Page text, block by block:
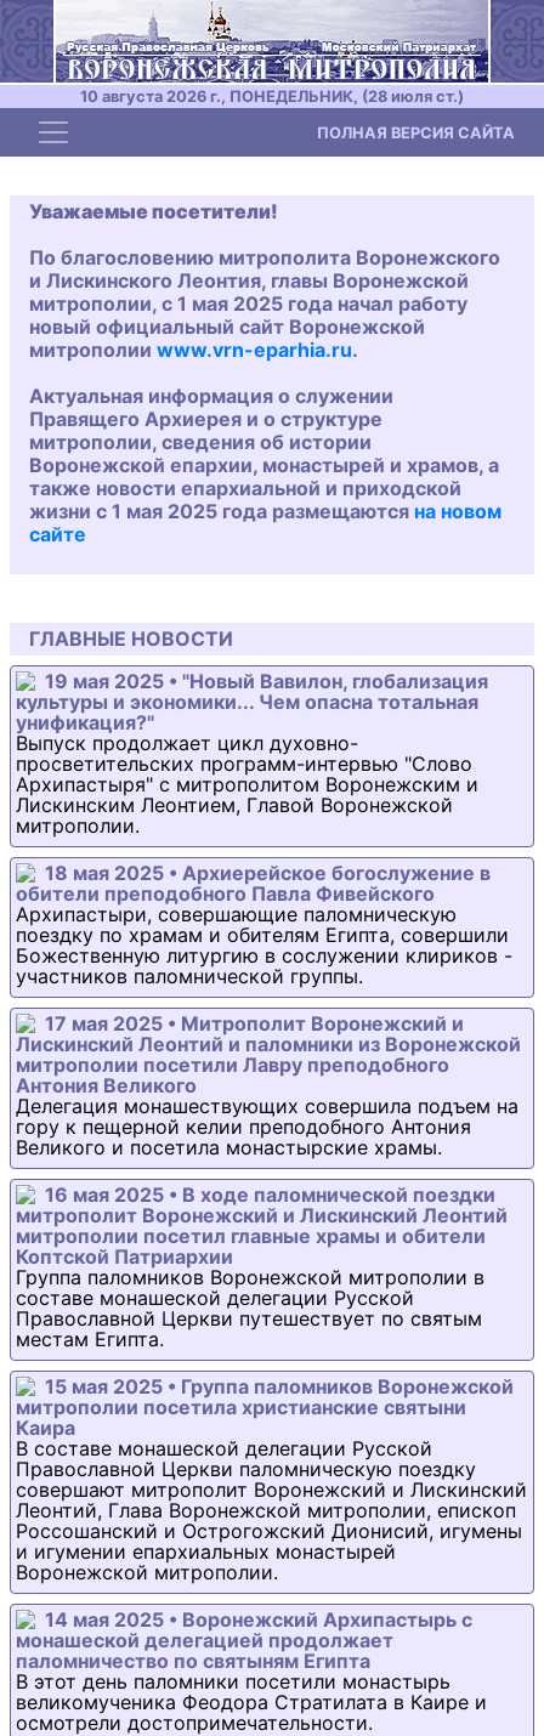
10 августа 2026 г., ПОНЕДЕЛЬНИК, (28 июля ст.)
Toggle navigation ПОЛНАЯ ВЕРСИЯ САЙТА
Уважаемые посетители!
По благословению митрополита Воронежского
и Лискинского Леонтия, главы Воронежской
митрополии, с 1 мая 2025 года начал работу
новый официальный сайт Воронежской
митрополии www.vrn-eparhia.ru.
Актуальная информация о служении
Правящего Архиерея и о структуре
митрополии, сведения об истории
Воронежской епархии, монастырей и храмов, а
также новости епархиальной и приходской
жизни с 1 мая 2025 года размещаются на новом
сайте
ГЛАВНЫЕ НОВОСТИ
19 мая 2025 • "Новый Вавилон, глобализация
культуры и экономики... Чем опасна тотальная
унификация?"
Выпуск продолжает цикл духовно-
просветительских программ-интервью "Слово
Архипастыря" с митрополитом Воронежским и
Лискинским Леонтием, Главой Воронежской
митрополии.
18 мая 2025 • Архиерейское богослужение в
обители преподобного Павла Фивейского
Архипастыри, совершающие паломническую
поездку по храмам и обителям Египта, совершили
Божественную литургию в сослужении клириков -
участников паломнической группы.
17 мая 2025 • Митрополит Воронежский и
Лискинский Леонтий и паломники из Воронежской
митрополии посетили Лавру преподобного
Антония Великого
Делегация монашествующих совершила подъем на
гору к пещерной келии преподобного Антония
Великого и посетила монастырские храмы.
16 мая 2025 • В ходе паломнической поездки
митрополит Воронежский и Лискинский Леонтий
митрополии посетил главные храмы и обители
Коптской Патриархии
Группа паломников Воронежской митрополии в
составе монашеской делегации Русской
Православной Церкви путешествует по святым
местам Египта.
15 мая 2025 • Группа паломников Воронежской
митрополии посетила христианские святыни
Каира
В составе монашеской делегации Русской
Православной Церкви паломническую поездку
совершают митрополит Воронежский и Лискинский
Леонтий, Глава Воронежской митрополии, епископ
Россошанский и Острогожский Дионисий, игумены
и игумении епархиальных монастырей
Воронежской митрополии.
14 мая 2025 • Воронежский Архипастырь с
монашеской делегацией продолжает
паломничество по святыням Египта
В этот день паломники посетили монастырь
великомученика Феодора Стратилата в Каире и
осмотрели достопримечательности.